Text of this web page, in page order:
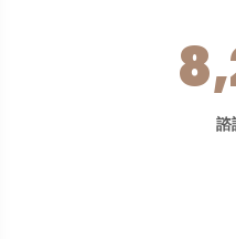
諮